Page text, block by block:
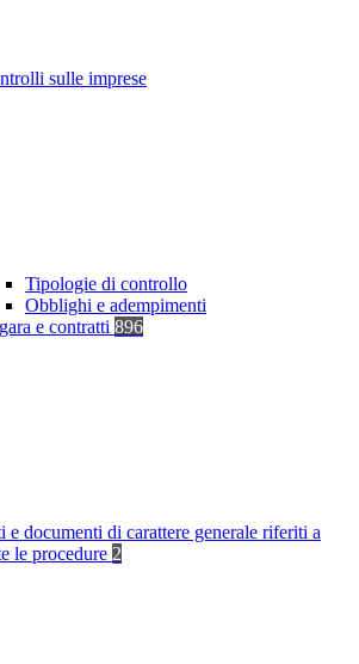
sulle imprese
Tipologie di controllo
Obblighi e adempimenti
e contratti 896
e documenti di carattere generale riferiti a
le procedure 2